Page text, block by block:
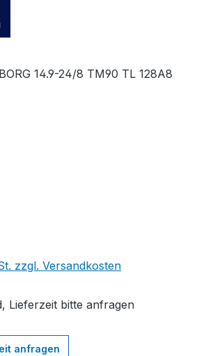
zzgl. Versandkosten
Lieferzeit bitte anfragen
anfragen